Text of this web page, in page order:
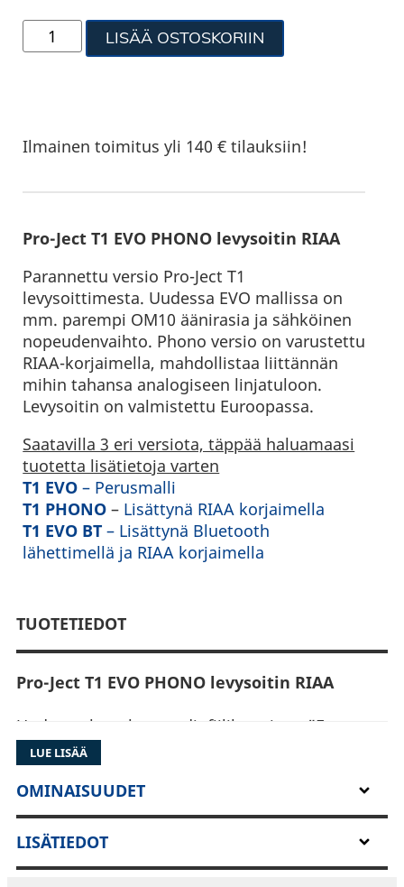
LISÄÄ OSTOSKORIIN
Ilmainen toimitus yli 140 € tilauksiin!
Pro-Ject T1 EVO PHONO levysoitin RIAA
Parannettu versio Pro-Ject T1
levysoittimesta. Uudessa EVO mallissa on
mm. parempi OM10 äänirasia ja sähköinen
nopeudenvaihto. Phono versio on varustettu
RIAA-korjaimella, mahdollistaa liittännän
mihin tahansa analogiseen linjatuloon.
Levysoitin on valmistettu Euroopassa.
Saatavilla 3 eri versiota, täppää haluamaasi
tuotetta lisätietoja varten
T1 EVO– Perusmalli
T1 PHONO– Lisättynä RIAA korjaimella
T1 EVO BT– Lisättynä Bluetooth
lähettimellä ja RIAA korjaimella
TUOTETIEDOT
Pro-Ject T1 EVO PHONO levysoitin RIAA
Uuden sukupolven audiofiililaatuinen ”Entry
Level” -levysoitin. Kehitetty versio Euroopan
parhaanakin palkitusta (EISA 2020-2021)
levysoittimesta.
Tämän mainion T1 levysoittimen uusin
kehitysversio parantaa äänirasiaa pykälän
paremmaksi sisältäen tehtaalla esiasennetun
LUE LISÄÄ
OMINAISUUDET
LISÄTIEDOT